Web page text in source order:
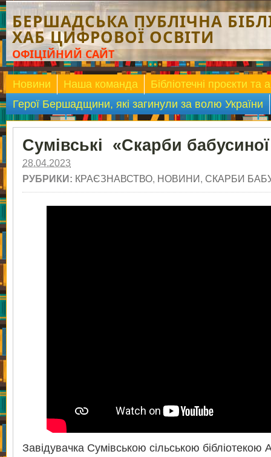
БЕРШАДСЬКА ПУБЛІЧНА
ХАБ ЦИФРОВОЇ ОСВІТИ
ОФІЦІЙНИЙ САЙТ
Новини Наша команда
Бібліотечні проєкти та
Герої Бершадщини, які загинули за волю України
Сумівські «Скарби бабусиної
28.04.2023
РУБРИКИ: КРАЄЗНАВСТВО, НОВИНИ, СКАРБИ
Завідувачка Сумівською сільською